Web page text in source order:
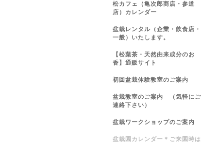
松カフェ（亀次郎商店・参道
店）カレンダー
盆栽レンタル（企業・飲食店・
一般）いたします。
【松葉茶・天然由来成分のお
香】通販サイト
初回盆栽体験教室のご案内
盆栽教室のご案内 （気軽にご
連絡下さい）
盆栽ワークショップのご案内
盆栽園カレンダー＊ご来園時は